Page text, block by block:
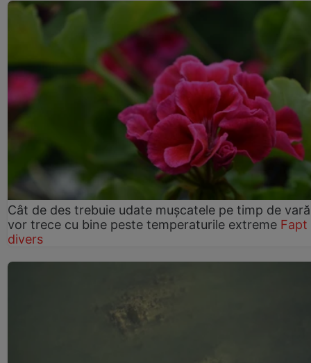
Cât de des trebuie udate mușcatele pe timp de
vor trece cu bine peste temperaturile extreme Fapt
divers